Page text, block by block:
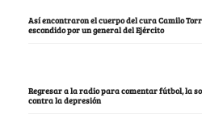
Así encontraron el cuerpo del cura Camilo
escondido por un general del Ejército
Regresar a la radio para comentar fútbol, la
contra la depresión